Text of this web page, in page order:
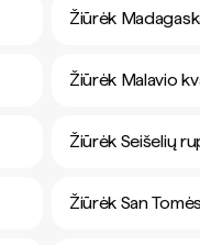
Žiūrėk
Žiūrėk Malavio
Žiūrėk Seišelių
Žiūrėk San